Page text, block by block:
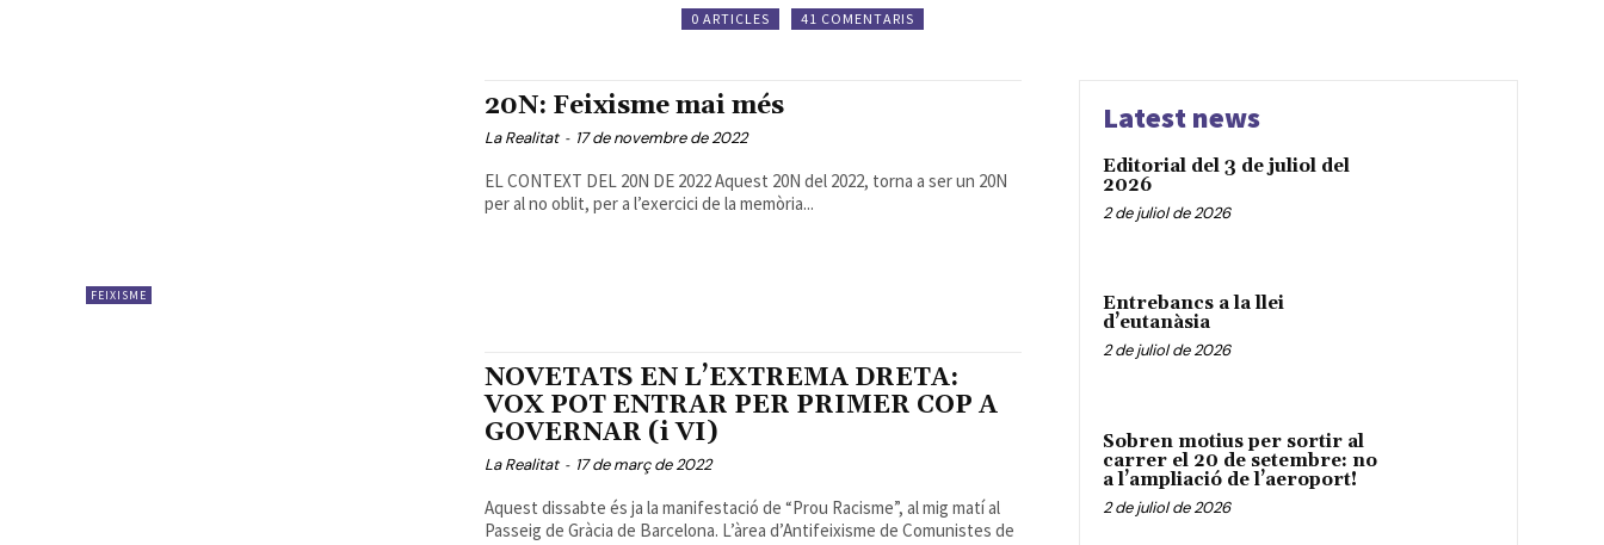
0 ARTICLES
41 COMENTARIS
FEIXISME
20N: Feixisme mai més
La Realitat - 17 de novembre de 2022
EL CONTEXT DEL 20N DE 2022 Aquest 20N del 2022, torna a ser un 20N
per al no oblit, per a l’exercici de la memòria...
NOVETATS EN L’EXTREMA DRETA:
VOX POT ENTRAR PER PRIMER COP A
GOVERNAR (i VI)
La Realitat - 17 de març de 2022
Aquest dissabte és ja la manifestació de “Prou Racisme”, al mig matí al
Passeig de Gràcia de Barcelona. L’àrea d’Antifeixisme de Comunistes de
Latest news
Editorial del 3 de juliol del
2026
2 de juliol de 2026
Entrebancs a la llei
d’eutanàsia
2 de juliol de 2026
Sobren motius per sortir al
carrer el 20 de setembre: no
a l’ampliació de l’aeroport!
2 de juliol de 2026